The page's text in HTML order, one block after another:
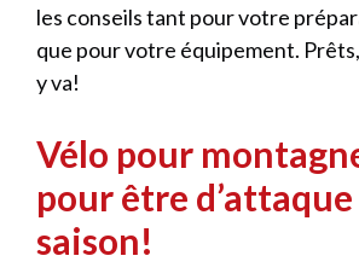
les conseils tant pour votre
que pour votre équipement.
y va!
Vélo pour
pour être
saison!